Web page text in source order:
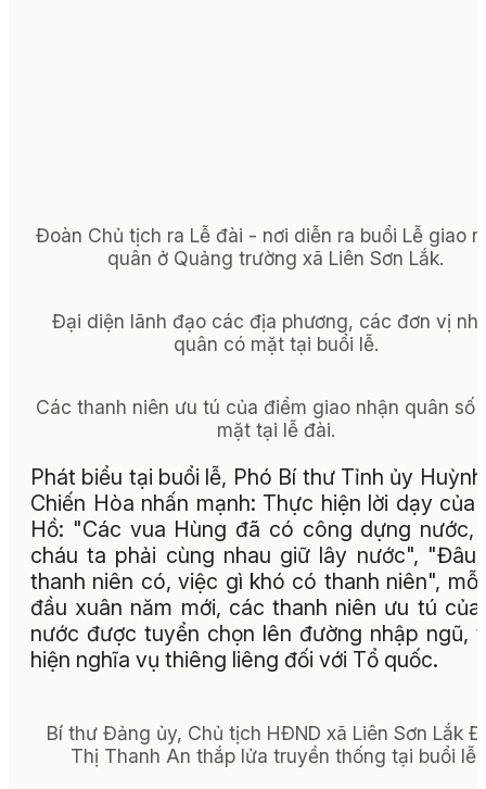
Đoàn Chủ tịch ra Lễ đài - nơi diễn ra buổi Lễ giao
quân ở Quảng trường xã Liên Sơn Lắk.
Đại diện lãnh đạo các địa phương, các đơn vị
quân có mặt tại buổi lễ.
Các thanh niên ưu tú của điểm giao nhận quân số
mặt tại lễ đài.
Phát biểu tại buổi lễ, Phó Bí thư Tỉnh ủy
Chiến Hòa nhấn mạnh: Thực hiện lời dạy của
Hồ: "Các vua Hùng đã có công dựng nước,
cháu ta phải cùng nhau giữ lây nước", "Đâu
thanh niên có, việc gì khó có thanh niên",
đầu xuân năm mới, các thanh niên ưu tú
nước được tuyển chọn lên đường nhập ngũ,
hiện nghĩa vụ thiêng liêng đối với Tổ quốc.
Bí thư Đảng ủy, Chủ tịch HĐND xã Liên Sơn Lắk
Thị Thanh An thắp lửa truyền thống tại buổi lễ.